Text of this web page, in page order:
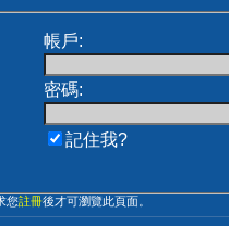
帳戶:
密碼:
記住我?
您註冊後才可瀏覽此頁面。